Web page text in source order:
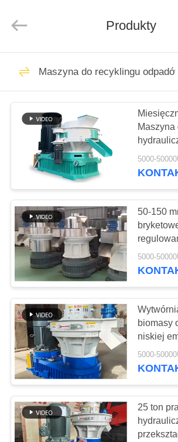
DOM
PRODUKTY
NAS
WYCIECZKA
PO
FABRYCE
KONTROLA
JAKOŚCI
SKONTAKTUJ
SIĘ
NAMI
AKTUALNOŚCI
Rights
Materiał
Rolki
Panele ekranu
Produkty
Maszyna do recyklingu odpadów
5000-
50-150
paliwa
5000-
biomasy
niskiej
5000-
25 ton